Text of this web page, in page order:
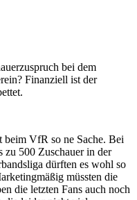
bei dem
Finanziell ist der
beim VfR so ne Sache. Bei
zu 500 Zuschauer in der
dürften es wohl so
müssten die
die letzten Fans auch noch